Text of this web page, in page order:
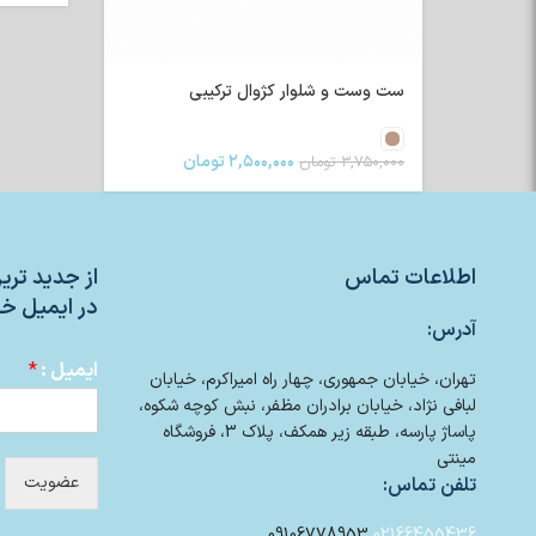
ست وست و شلوار کژوال ترکیبی
۳,۷۵۰,۰۰۰ تومان ۲,۵۰۰,۰۰۰تومان
اطلاعات تماس
آدرس:
تهران، خیابان جمهوری، چهار راه امیراکرم، خیابان
لبافی نژاد، خیابان برادران مظفر، نبش کوچه شکوه،
پاساژ پارسه، طبقه زیر همکف، پلاک 3، فروشگاه
مینتی
تلفن تماس:
از جدید
در ایمیل
ایمیل :*
عضویت